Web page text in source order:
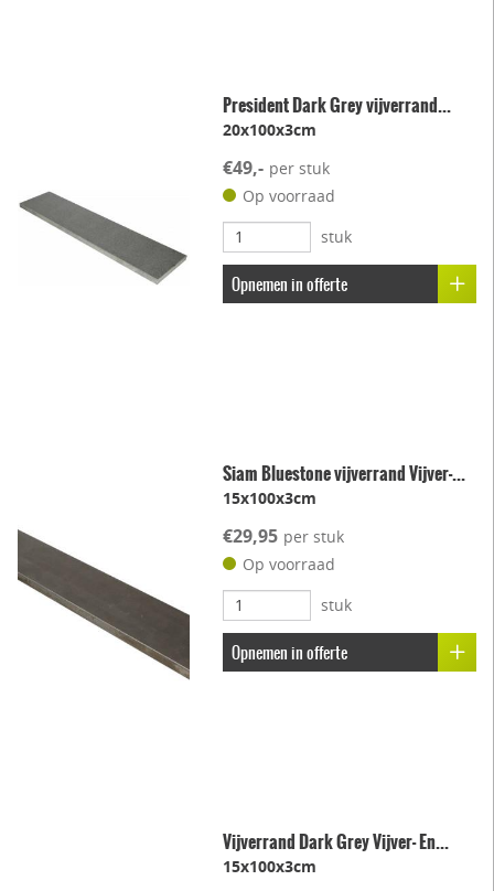
President Dark Grey vijverrand...
20x100x3cm
€49,- per stuk
Op voorraad
stuk
Opnemen in offerte
Siam Bluestone vijverrand Vijver-...
15x100x3cm
€29,95 per stuk
Op voorraad
stuk
Opnemen in offerte
Vijverrand Dark Grey Vijver- En...
15x100x3cm